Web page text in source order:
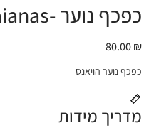
כפכף נוער -havaianas
80.00₪
כפכף נוער הויאנס
מדריך מידות